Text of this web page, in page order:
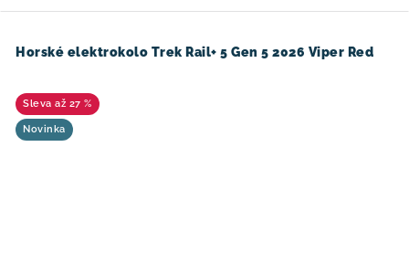
Horské elektrokolo Trek Rail+ 5 Gen 5 2026 Viper Red
až 27 %
Novinka